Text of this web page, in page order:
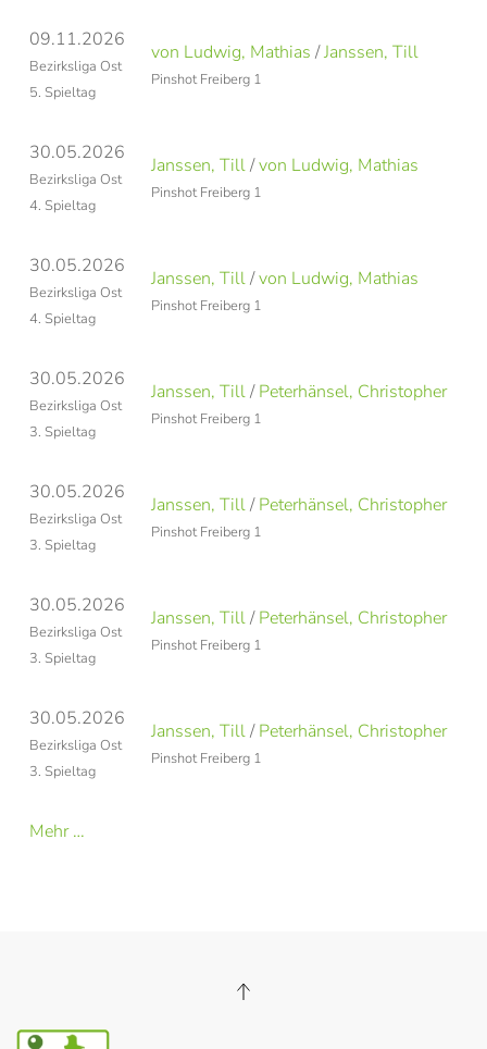
09.11.2026
Bezirksliga Ost
5. Spieltag
von Ludwig, Mathias /Janssen, Till
Pinshot Freiberg 1
30.05.2026
Bezirksliga Ost
4. Spieltag
Janssen, Till/von Ludwig, Mathias
Pinshot Freiberg 1
30.05.2026
Bezirksliga Ost
4. Spieltag
Janssen, Till/von Ludwig, Mathias
Pinshot Freiberg 1
30.05.2026
Bezirksliga Ost
3. Spieltag
Janssen, Till/Peterhänsel, Christopher
Pinshot Freiberg 1
30.05.2026
Bezirksliga Ost
3. Spieltag
Janssen, Till/Peterhänsel, Christopher
Pinshot Freiberg 1
30.05.2026
Bezirksliga Ost
3. Spieltag
Janssen, Till/Peterhänsel, Christopher
Pinshot Freiberg 1
30.05.2026
Bezirksliga Ost
3. Spieltag
Janssen, Till/Peterhänsel, Christopher
Pinshot Freiberg 1
Mehr …